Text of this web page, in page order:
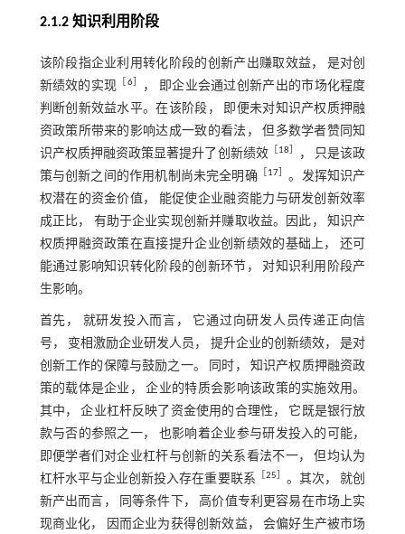
2.1.2 知识利用阶段
该阶段指企业利用转化阶段的创新产出赚取效益， 是对创
新绩效的实现
6］
， 即企业会通过创新产出的市场化程度
判断创新效益水平。在该阶段， 即便未对知识产权质押融
资政策所带来的影响达成一致的看法， 但多数学者赞同知
识产权质押融资政策显著提升了创新绩效［ 18
， 只是该政
策与创新之间的作用机制尚未完全明确
17
。发挥知识产
权潜在的资金价值， 能促使企业融资能力与研发创新效率
成正比， 有助于企业实现创新并赚取收益。因此， 知识产
权质押融资政策在直接提升企业创新绩效的基础上， 还可
能通过影响知识转化阶段的创新环节， 对知识利用阶段产
生影响。
首先， 就研发投入而言， 它通过向研发人员传递正向信
号， 变相激励企业研发人员， 提升企业的创新绩效， 是对
创新工作的保障与鼓励之一。 同时， 知识产权质押融资政
策的载体是企业， 企业的特质会影响该政策的实施效用。
其中， 企业杠杆反映了资金使用的合理性， 它既是银行放
款与否的参照之一， 也影响着企业参与研发投入的可能，
即便学者们对企业杠杆与创新的关系看法不一， 但均认为
杠杆水平与企业创新投入存在重要联系
25
。其次， 就创
新产出而言， 同等条件下， 高价值专利更容易在市场上实
现商业化， 因而企业为获得创新效益， 会偏好生产被市场